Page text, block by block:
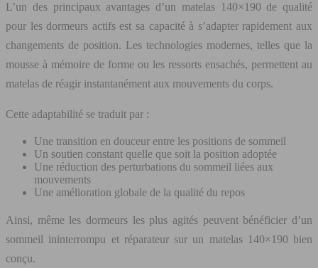
L’un des principaux avantages d’un matelas 140×190 de qualité
pour les dormeurs actifs est sa capacité à s’adapter rapidement aux
changements de position. Les technologies modernes, telles que la
mousse à mémoire de forme ou les ressorts ensachés, permettent au
matelas de réagir instantanément aux mouvements du corps.
Cette adaptabilité se traduit par :
Une transition en douceur entre les positions de sommeil
Un soutien constant quelle que soit la position adoptée
Une réduction des perturbations du sommeil liées aux
mouvements
Une amélioration globale de la qualité du repos
Ainsi, même les dormeurs les plus agités peuvent bénéficier d’un
sommeil ininterrompu et réparateur sur un matelas 140×190 bien
conçu.